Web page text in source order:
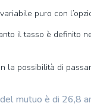
puro con
il tasso è definito
la possibilità di
mutuo è di 26,8